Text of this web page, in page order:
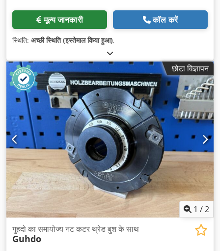
मूल्य जानकारी कॉल करें
स्थिति: अच्छी स्थिति (इस्तेमाल किया हुआ),
छोटा विज्ञापन
1 /2
गुहदो का समायोज्य नट कटर थ्रेड बुश के साथ
Guhdo